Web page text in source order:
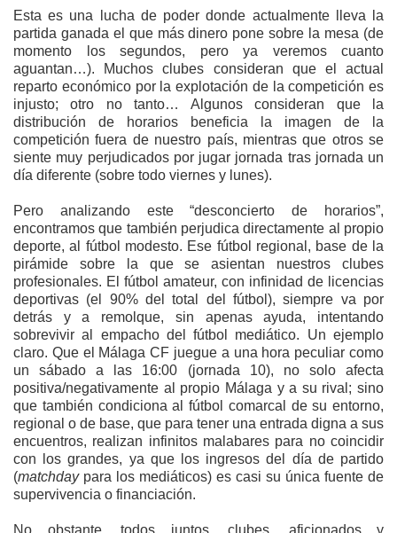
Esta es una lucha de poder donde actualmente lleva la
partida ganada el que más dinero pone sobre la mesa (de
momento los segundos, pero ya veremos cuanto
aguantan…). Muchos clubes consideran que el actual
reparto económico por la explotación de la competición es
injusto; otro no tanto… Algunos consideran que la
distribución de horarios beneficia la imagen de la
competición fuera de nuestro país, mientras que otros se
siente muy perjudicados por jugar jornada tras jornada un
día diferente (sobre todo viernes y lunes).
Pero analizando este “desconcierto de horarios”,
encontramos que también perjudica directamente al propio
deporte, al fútbol modesto. Ese fútbol regional, base de la
pirámide sobre la que se asientan nuestros clubes
profesionales. El fútbol amateur, con infinidad de licencias
deportivas (el 90% del total del fútbol), siempre va por
detrás y a remolque, sin apenas ayuda, intentando
sobrevivir al empacho del fútbol mediático. Un ejemplo
claro. Que el Málaga CF juegue a una hora peculiar como
un sábado a las 16:00 (jornada 10), no solo afecta
positiva/negativamente al propio Málaga y a su rival; sino
que también condiciona al fútbol comarcal de su entorno,
regional o de base, que para tener una entrada digna a sus
encuentros, realizan infinitos malabares para no coincidir
con los grandes, ya que los ingresos del día de partido
(matchdaypara los mediáticos) es casi su única fuente de
supervivencia o financiación.
No obstante, todos juntos, clubes, aficionados y